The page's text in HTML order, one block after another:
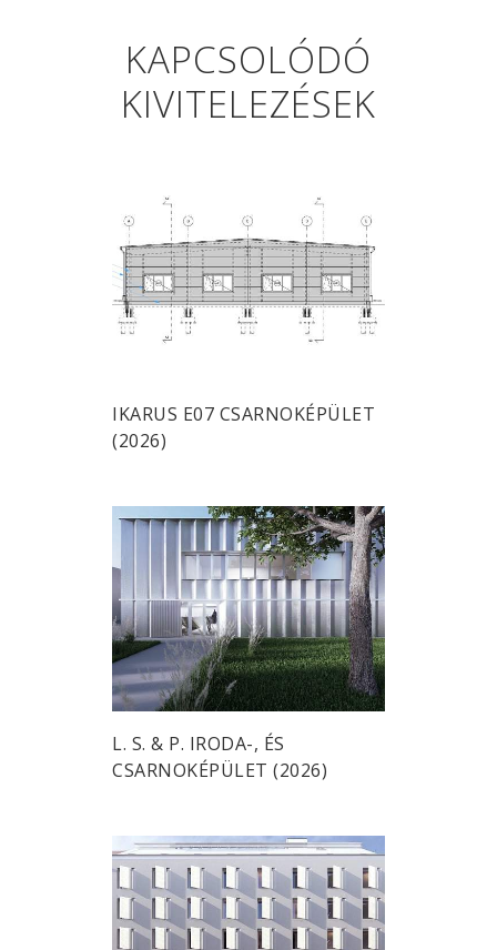
KAPCSOLÓDÓ
KIVITELEZÉSEK
IKARUS E07 CSARNOKÉPÜLET
(2026)
L. S. & P. IRODA-, ÉS
CSARNOKÉPÜLET (2026)